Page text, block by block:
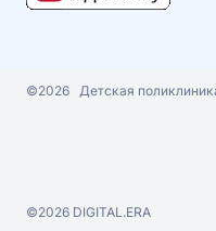
©2026 Детская
©2026 DIGITAL.ERA